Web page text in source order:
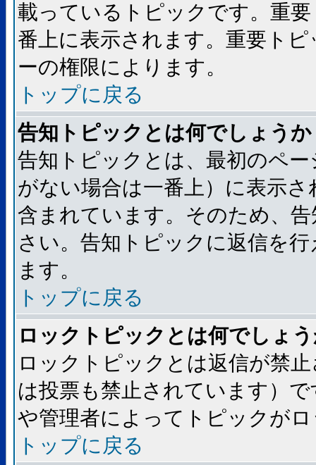
載っているトピックです。重
番上に表示されます。重要ト
ーの権限によります。
トップに戻る
告知トピックとは何でしょうか
告知トピックとは、最初のペ
がない場合は一番上）に表示
含まれています。そのため、
さい。告知トピックに返信を
ます。
トップに戻る
ロックトピックとは何でしょ
ロックトピックとは返信が禁
は投票も禁止されています）
や管理者によってトピックが
トップに戻る